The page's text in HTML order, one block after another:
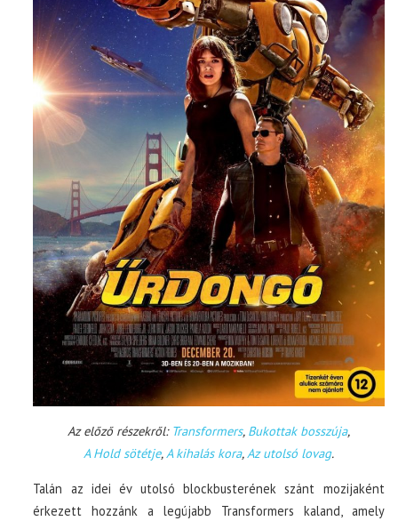
Az előző részekről: Transformers, Bukottak bosszúja,
A Hold sötétje,A kihalás kora,Az utolsó lovag.
Talán az idei év utolsó blockbusterének szánt mozijaként
érkezett hozzánk a legújabb Transformers kaland, amely